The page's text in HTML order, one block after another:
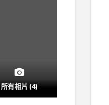
所有相片 (4)